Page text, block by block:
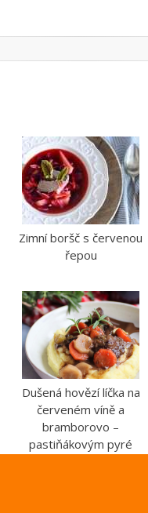
Zimní boršč s červenou
řepou
Dušená hovězí líčka na
červeném víně a
bramborovo –
pastiňákovým pyré